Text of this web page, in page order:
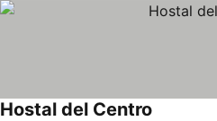
Hostal del Centro